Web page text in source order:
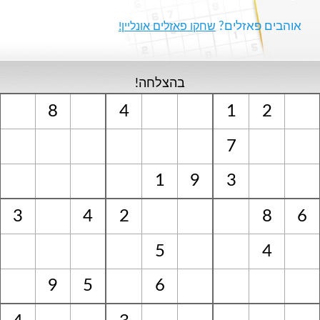
אוהבים פאזלים? שחקו פאזלים אונליין!
בהצלחה!
8 4 1 2
7
1
9 3
3 4 2 8 6
5
4
9
5 6